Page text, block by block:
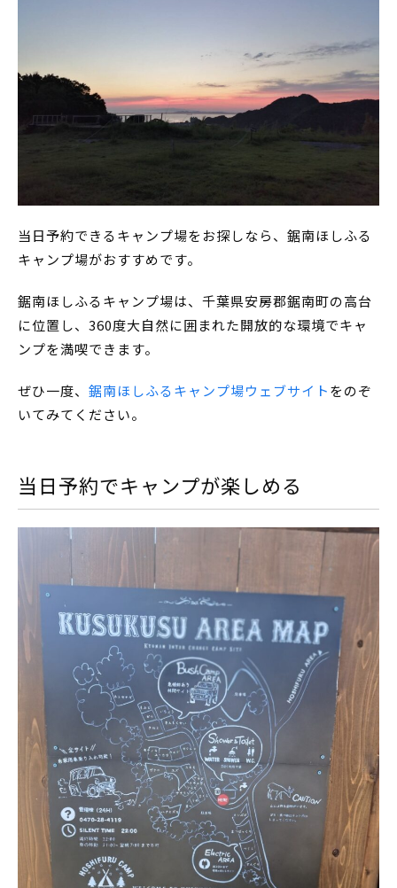
当日予約できるキャンプ場をお探しなら、鋸南ほしふる
キャンプ場がおすすめです。
鋸南ほしふるキャンプ場は、千葉県安房郡鋸南町の高台
に位置し、360度大自然に囲まれた開放的な環境でキャ
ンプを満喫できます。
ぜひ一度、 鋸南ほしふるキャンプ場ウェブサイトをのぞ
いてみてください。
当日予約でキャンプが楽しめる